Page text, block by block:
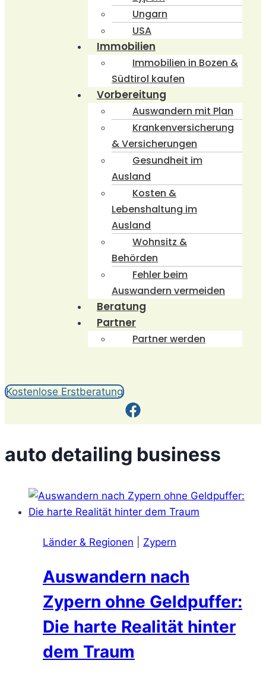
Ungarn
USA
Immobilien
Immobilien in Bozen &
Südtirol kaufen
Vorbereitung
Auswandern mit Plan
Krankenversicherung
& Versicherungen
Gesundheit im
Ausland
Kosten &
Lebenshaltung im
Ausland
Wohnsitz &
Behörden
Fehler beim
Auswandern vermeiden
Beratung
Partner
Partner werden
Kostenlose Erstberatung
auto detailing business
Länder & Regionen Zypern
Auswandern nach
Zypern ohne Geldpuffer:
Die harte Realität hinter
dem Traum